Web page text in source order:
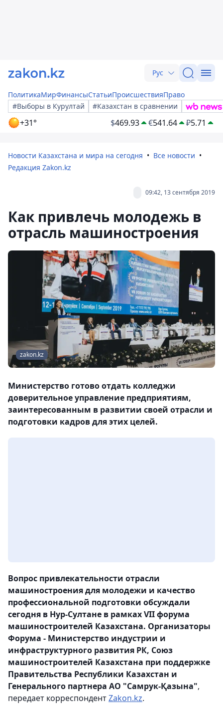
Рус
ПолитикаМирФинансыСтатьиПроисшествияПраво
#Выборы в Курултай
#Казахстан в сравнении
+31° $469.93 €541.64 ₽5.71
Новости Казахстана и мира на сегодня
Все новости
Редакция Zakon.kz
09:42, 13 сентября 2019
Как привлечь молодежь в
отрасль машиностроения
zakon.kz
Министерство готово отдать колледжи
доверительное управление предприятиям,
заинтересованным в развитии своей отрасли и
подготовки кадров для этих целей.
Вопрос привлекательности отрасли
машиностроения для молодежи и качество
профессиональной подготовки обсуждали
сегодня в Нур-Султане в рамках VII форума
машиностроителей Казахстана. Организаторы
Форума - Министерство индустрии и
инфраструктурного развития РК, Союз
машиностроителей Казахстана при поддержке
Правительства Республики Казахстан и
Генерального партнера АО "Самрук-Қазына",
передает корреспондентZakon.kz.